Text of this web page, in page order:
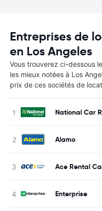
Entreprises de
en Los Angeles
Vous trouverez ci-dessous
les mieux notées à Los
prix de ces sociétés de
National Car
Alamo
Ace Rental
Enterprise